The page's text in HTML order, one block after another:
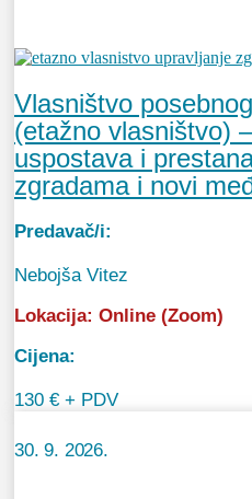
Vlasništvo
(etažno vlasništvo)
uspostava i
zgradama i novi
Predavač/i:
Nebojša Vitez
Lokacija: Online (Zoom)
Cijena:
130 € + PDV
30. 9. 2026.